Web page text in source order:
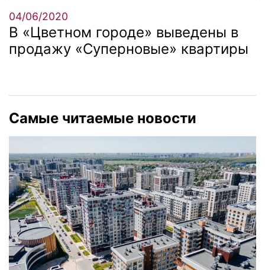
04/06/2020
В «Цветном городе» выведены в
продажу «Суперновые» квартиры
Самые читаемые новости